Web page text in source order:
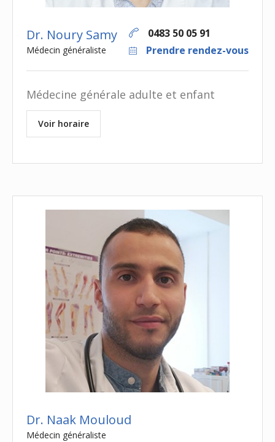
Dr. Noury Samy
Médecin généraliste
0483 50 05 91
Prendre rendez-vous
Médecine générale adulte et enfant
Voir horaire
Dr. Naak Mouloud
Médecin généraliste